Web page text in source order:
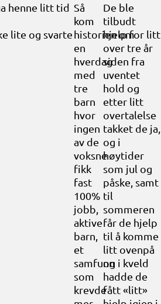
henne litt tid
lite og svarte
Så
kom
historien om
en
hverdag
med
tre
barn
hvor
ingen
av de
voksne
fikk
fast
100%
jobb,
aktive
barn,
et
samfunn
som
krevde
De ble
tilbudt
hjelp for litt
over tre år
siden fra
uventet
hold og
etter litt
overtalelse
takket de ja,
og i
høytider
som jul og
påske, samt
til
sommeren
får de hjelp
til å komme
litt ovenpå
og i kveld
hadde de
fått «litt»